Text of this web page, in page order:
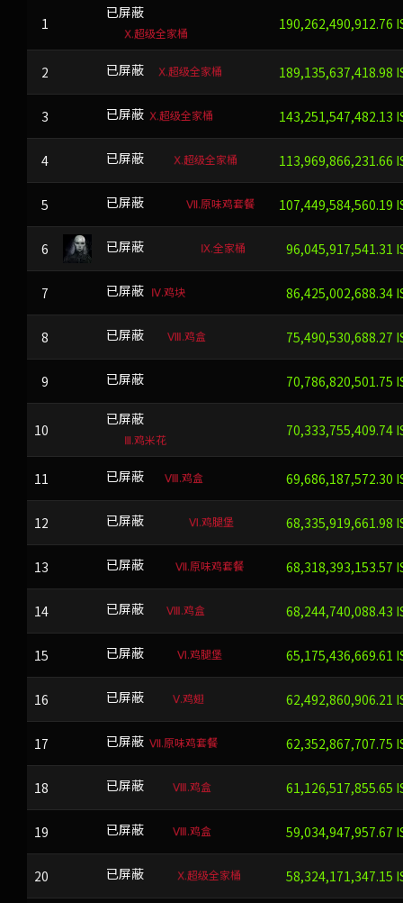
1
s1N2@qVD^$
已屏蔽
Ⅹ.超级全家桶
190,262,490,912.76
2 CJXJ
已屏蔽 Ⅹ.超级全家桶 189,135,637,418.98
3 FLF
已屏蔽 Ⅹ.超级全家桶 143,251,547,482.13
4 RIRCIF
已屏蔽 Ⅹ.超级全家桶 113,969,866,231.66
5 QXPNOWF
已屏蔽 Ⅶ.原味鸡套餐 107,449,584,560.19
6 ZTRAFGGLN
已屏蔽 Ⅸ.全家桶 96,045,917,541.31
7 NHH
已屏蔽 Ⅳ.鸡块 86,425,002,688.34
8 SPMYF
已屏蔽 Ⅷ.鸡盒 75,490,530,688.27
9 DLQOFZLD
已屏蔽 70,786,820,501.75
10
lulTCyHIA}D2&@=
已屏蔽
Ⅲ.鸡米花
70,333,755,409.74
11 TKEL
已屏蔽 Ⅷ.鸡盒 69,686,187,572.30
12 EVATBTT
已屏蔽 Ⅵ.鸡腿堡 68,335,919,661.98
13 NSBPNN
已屏蔽 Ⅶ.原味鸡套餐 68,318,393,153.57
14 REYX
已屏蔽 Ⅷ.鸡盒 68,244,740,088.43
15 BDPCPIB
已屏蔽 Ⅵ.鸡腿堡 65,175,436,669.61
16 TKGXH
已屏蔽 Ⅴ.鸡翅 62,492,860,906.21
17 LCM
已屏蔽 Ⅶ.原味鸡套餐 62,352,867,707.75
18 MDOPLQ
已屏蔽 Ⅷ.鸡盒 61,126,517,855.65
19 QXGHL
已屏蔽 Ⅷ.鸡盒 59,034,947,957.67
20 QOPEWC
已屏蔽 Ⅹ.超级全家桶 58,324,171,347.15